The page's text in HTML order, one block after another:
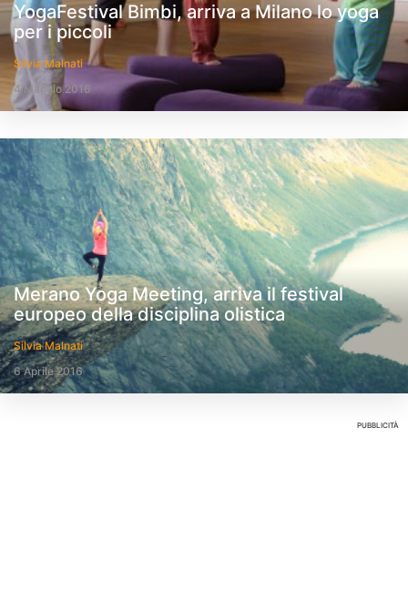
YogaFestival Bimbi, arriva a Milano lo yoga
per i piccoli
Silvia Malnati
4 Maggio 2016
Merano Yoga Meeting, arriva il festival
europeo della disciplina olistica
Silvia Malnati
6 Aprile 2016
PUBBLICITÀ